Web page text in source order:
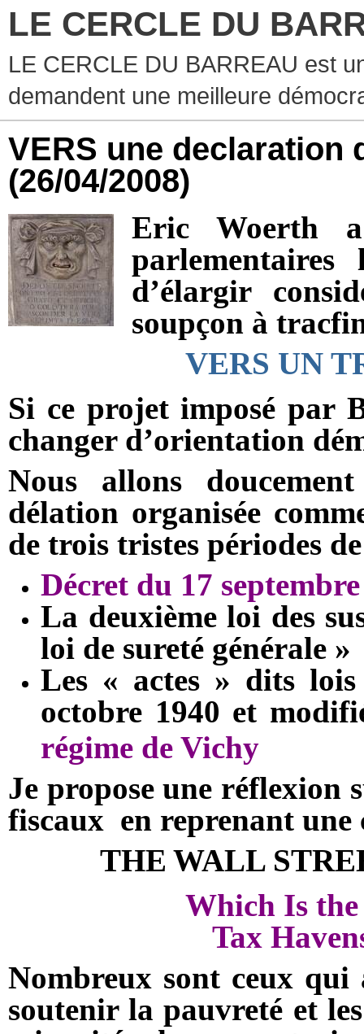
LE CERCLE DU
LE CERCLE DU BARREAU est
demandent une meilleure
VERS une declaration
(26/04/2008)
Eric Woerth
d’élargir
soupçon à
VERS UN
Si ce projet imposé par
changer d’orientation
Nous allons
délation organisée
de trois tristes périodes
Décret du 17
La deuxième loi des
loi de sureté générale »
Les « actes » dits
octobre 1940 et
régime de Vichy
Je propose une réflexion
fiscaux en reprenant
THE WALL
Which Is
Tax
Nombreux sont ceux qui
soutenir la pauvreté et